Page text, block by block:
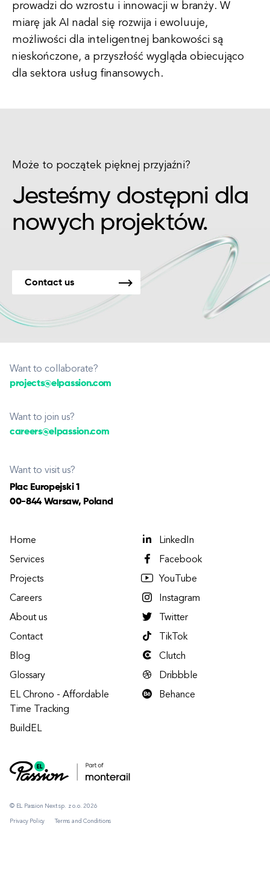
prowadzi do wzrostu i innowacji w branży. W
miarę jak AI nadal się rozwija i ewoluuje,
możliwości dla inteligentnej bankowości są
nieskończone, a przyszłość wygląda obiecująco
dla sektora usług finansowych.
Może to początek pięknej przyjaźni?
Jesteśmy dostępni dla
nowych projektów.
Contact us
Want to collaborate?
projects@elpassion.com
Want to join us?
careers@elpassion.com
Want to visit us?
Plac Europejski 1
00-844 Warsaw, Poland
© EL Passion Next sp. z o.o. 2026
Privacy Policy Terms and Conditions
Home
Services
Projects
Careers
About us
Contact
Blog
Glossary
EL Chrono - Affordable
Time Tracking
BuildEL
LinkedIn
Facebook
YouTube
Instagram
Twitter
TikTok
Clutch
Dribbble
Behance